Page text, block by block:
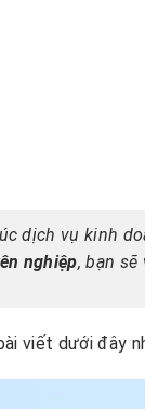
dịch vụ kinh
nghiệp, bạn sẽ
viết dưới đây